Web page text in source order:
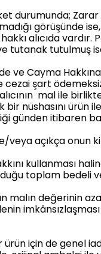
durumunda;
görüşünde
alıcıda
tutanak tutulmuş
ve Cayma
şart
mal ile
nüshasını ürün
günden itibaren
veya açıkça
kullanması
toplam bedeli
malın değerinin
ürün için de genel